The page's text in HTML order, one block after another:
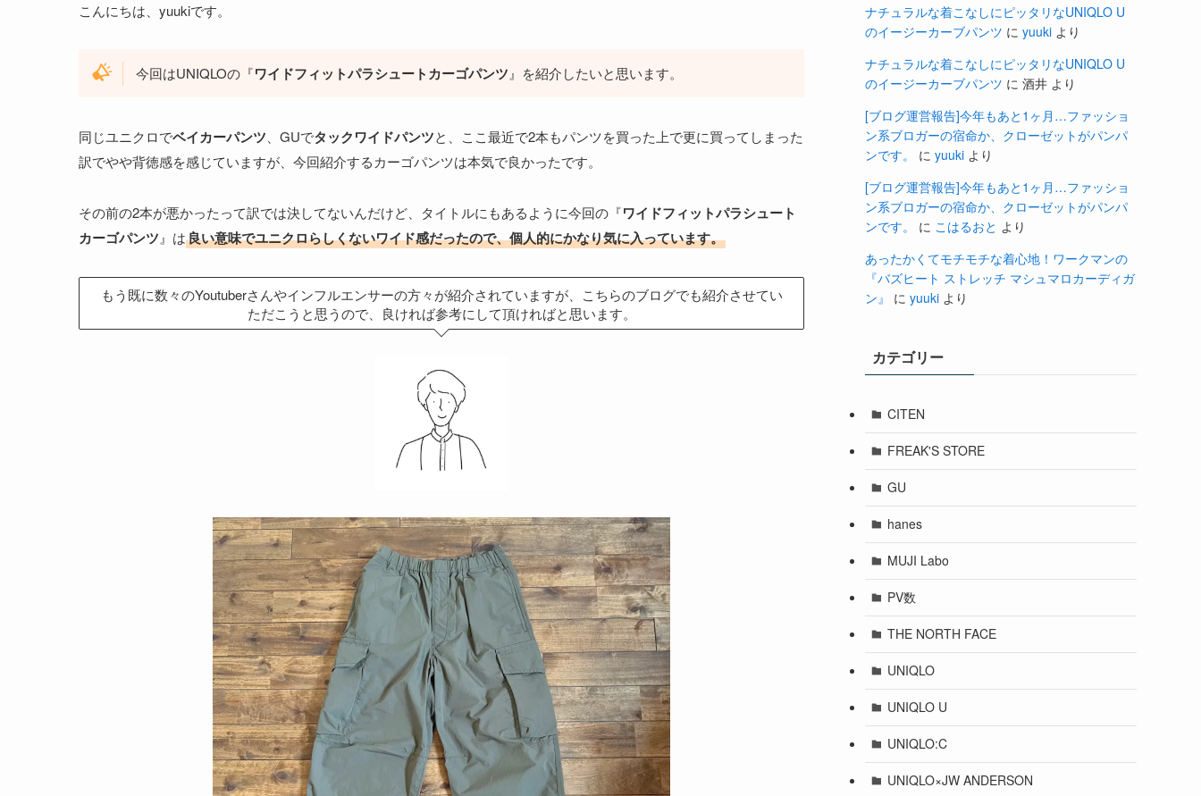
こんにちは、yuukiです。
今回はUNIQLOの『ワイドフィットパラシュートカーゴパンツ』を紹介したいと思います。
同じユニクロでベイカーパンツ、GUでタックワイドパンツと、ここ最近で2本もパンツを買った上で更に買ってしまった
訳でやや背徳感を感じていますが、今回紹介するカーゴパンツは本気で良かったです。
その前の2本が悪かったって訳では決してないんだけど、タイトルにもあるように今回の『ワイドフィットパラシュート
カーゴパンツ』は良い意味でユニクロらしくないワイド感だったので、個人的にかなり気に入っています。
もう既に数々のYoutuberさんやインフルエンサーの方々が紹介されていますが、こちらのブログでも紹介させてい
ただこうと思うので、良ければ参考にして頂ければと思います。
ナチュラルな着こなしにピッタリなUNIQLO U
のイージーカーブパンツ に yuuki より
ナチュラルな着こなしにピッタリなUNIQLO U
のイージーカーブパンツ に 酒井 より
[ブログ運営報告]今年もあと1ヶ月…ファッショ
ン系ブロガーの宿命か、クローゼットがパンパ
ンです。
に yuuki より
[ブログ運営報告]今年もあと1ヶ月…ファッショ
ン系ブロガーの宿命か、クローゼットがパンパ
ンです。
に こはるおと より
あったかくてモチモチな着心地！ワークマンの
『バズヒート ストレッチ マシュマロカーディガ
ン』
に yuuki より
カテゴリー
CITEN
FREAK'S STORE
GU
hanes
MUJI Labo
PV数
THE NORTH FACE
UNIQLO
UNIQLO U
UNIQLO:C
UNIQLO×JW ANDERSON